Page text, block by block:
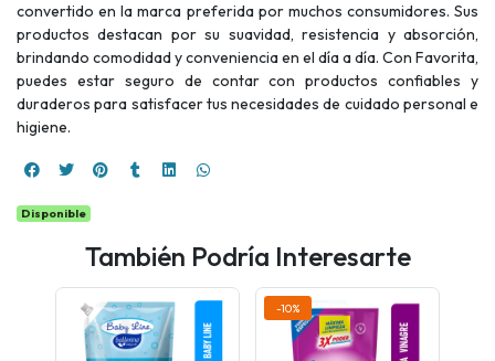
convertido en la marca preferida por muchos consumidores. Sus
productos destacan por su suavidad, resistencia y absorción,
brindando comodidad y conveniencia en el día a día. Con Favorita,
puedes estar seguro de contar con productos confiables y
duraderos para satisfacer tus necesidades de cuidado personal e
higiene.
Disponible
También Podría Interesarte
-10%